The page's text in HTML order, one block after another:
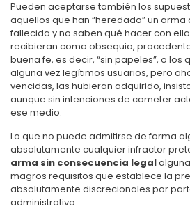
Pueden aceptarse también los
aquellos que han “heredado” un
fallecida y no saben qué hacer con
recibieran como obsequio,
buena fe, es decir, “sin papeles”, o los
alguna vez legítimos usuarios, pero
vencidas, las hubieran adquirido,
aunque sin intenciones de cometer
ese medio.
Lo que no puede admitirse de forma
absolutamente cualquier infractor
arma sin consecuencia legal
magros requisitos que establece la
absolutamente discrecionales por
administrativo.